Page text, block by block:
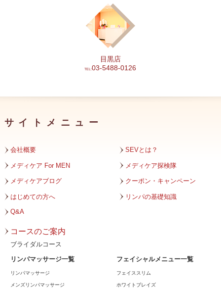
2023年11月
2023年10月
2023年9月
2023年8月
2023年5月
2023年4月
2023年3月
目黒店
TEL:03-5488-0126
サイトメニュー
会社概要 SEVとは？
メディケア For MEN メディケア探検隊
メディケアブログ クーポン・キャンペーン
はじめての方へ リンパの基礎知識
Q&A
コースのご案内
ブライダルコース
リンパマッサージ一覧
リンパマッサージ
メンズリンパマッサージ
フェイシャルメニュー一覧
フェイススリム
ホワイトブレイズ